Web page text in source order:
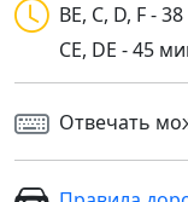
BE, C, D, F -
CE, DE - 45
Отвечать